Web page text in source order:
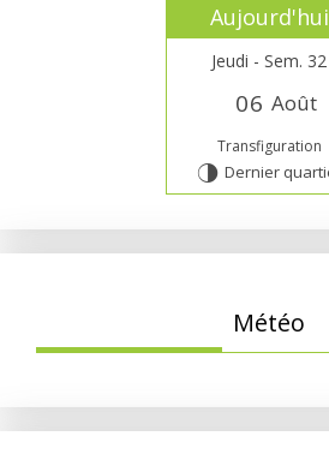
Aujourd'hui
Jeudi - Sem. 32
06 Août
Transfiguration
T Dernier
Météo